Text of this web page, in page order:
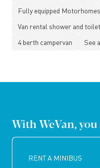
Fully equipped
Van rental shower and toilet
4 berth campervan
See
With WeVan,
RENT A MINIBUS